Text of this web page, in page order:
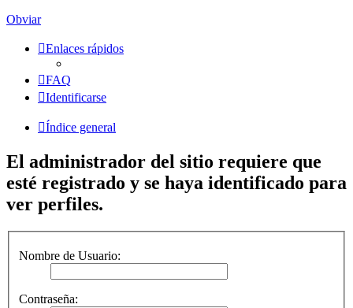
Obviar
Enlaces rápidos
FAQ
Identificarse
Índice general
El administrador del sitio requiere que
esté registrado y se haya identificado para
ver perfiles.
Nombre de Usuario:
Contraseña: